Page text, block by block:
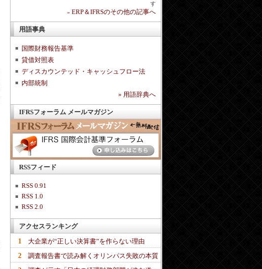
す
» ERP＆IFRSのその他の記事へ
用語事典
国際財務報告基準
貸借対照表
ディスカウンテッド・キャッシュフロー法
内部統制
» 用語辞典へ
IFRSフォーラム メールマガジン
RSSフィード
RSS 0.91
RSS 1.0
RSS 2.0
アクセスランキング
1 大企業が“正しい決算書”を作らない理由
2 調査報告書で読み解くオリンパス失敗の本質